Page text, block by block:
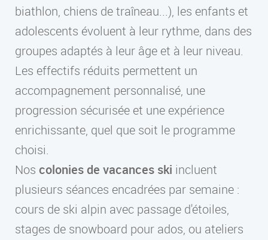
biathlon, chiens de traîneau...), les enfants et
adolescents évoluent à leur rythme, dans des
groupes adaptés à leur âge et à leur niveau.
Les effectifs réduits permettent un
accompagnement personnalisé, une
progression sécurisée et une expérience
enrichissante, quel que soit le programme
choisi.
Nos colonies de vacances ski incluent
plusieurs séances encadrées par semaine :
cours de ski alpin avec passage d'étoiles,
stages de snowboard pour ados, ou ateliers